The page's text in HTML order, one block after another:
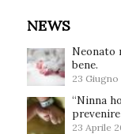
NEWS
Neonato
bene.
23 Giugno
“Ninna
23 Aprile